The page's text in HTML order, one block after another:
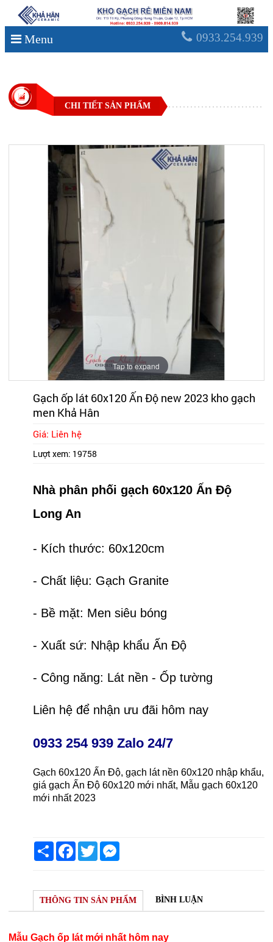
Menu 0933.254.939
CHI TIẾT SẢN PHẨM
Tap to expand
Gạch ốp lát 60x120 Ấn Độ new 2023 kho gạch
men Khả Hân
Giá: Liên hệ
Lượt xem: 19758
Nhà phân phối gạch 60x120 Ấn Độ
Long An
- Kích thước: 60x120cm
- Chất liệu: Gạch Granite
- Bề mặt: Men siêu bóng
- Xuất sứ: Nhập khẩu Ấn Độ
- Công năng: Lát nền - Ốp tường
Liên hệ để nhận ưu đãi hôm nay
0933 254 939 Zalo 24/7
Gạch 60x120 Ấn Độ, gạch lát nền 60x120 nhập khẩu,
giá gạch Ấn Độ 60x120 mới nhất, Mẫu gạch 60x120
mới nhất 2023
Share Facebook
Twitter
THÔNG TIN SẢN PHẨM BÌNH LUẬN
Mẫu Gạch ốp lát mới nhất hôm nay